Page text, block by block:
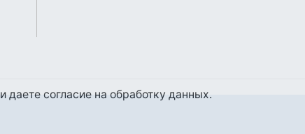
согласие на обработку данных.